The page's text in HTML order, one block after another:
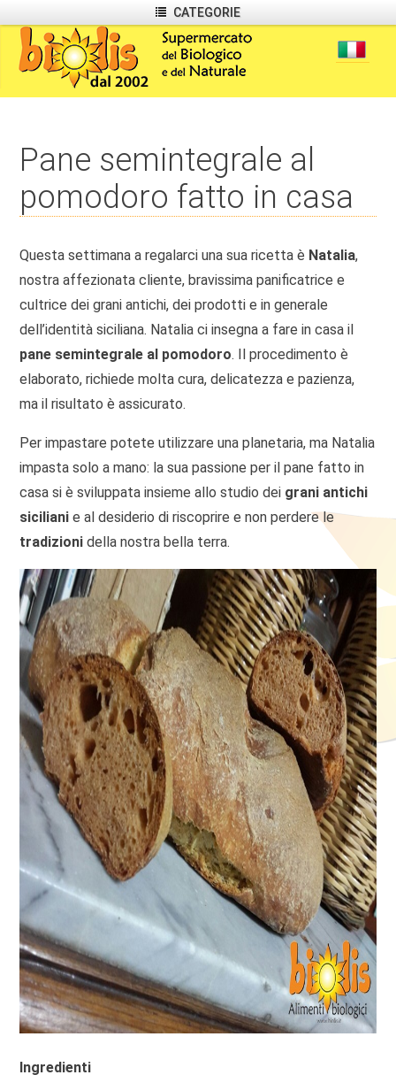
CATEGORIE
Pane semintegrale al
pomodoro fatto in casa
Questa settimana a regalarci una sua ricetta è Natalia,
nostra affezionata cliente, bravissima panificatrice e
cultrice dei grani antichi, dei prodotti e in generale
dell’identità siciliana. Natalia ci insegna a fare in casa il
pane semintegrale al pomodoro. Il procedimento è
elaborato, richiede molta cura, delicatezza e pazienza,
ma il risultato è assicurato.
Per impastare potete utilizzare una planetaria, ma Natalia
impasta solo a mano: la sua passione per il pane fatto in
casa si è sviluppata insieme allo studio dei grani antichi
siciliani e al desiderio di riscoprire e non perdere le
tradizionidella nostra bella terra.
Ingredienti